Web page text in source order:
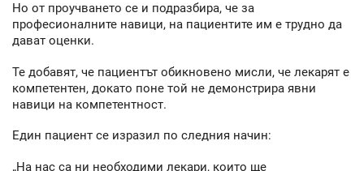
Но от проучването се и подразбира, че за
професионалните навици, на пациентите им е трудно да
дават оценки.
Те добавят, че пациентът обикновено мисли, че лекарят е
компетентен, докато поне той не демонстрира явни
навици на компетентност.
Един пациент се изразил по следния начин:
„На нас са ни необходими лекари, които ще